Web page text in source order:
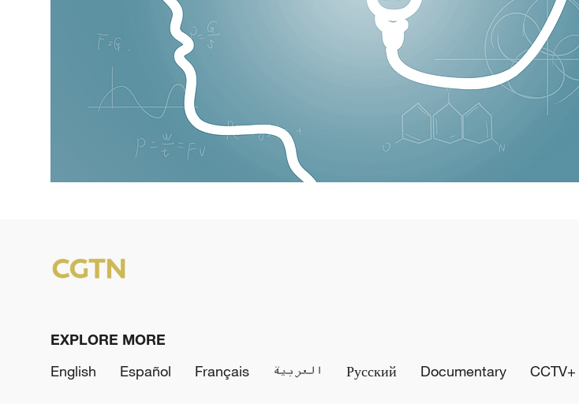
EXPLORE MORE
English
Español Français العربية Русский Documentary CCTV+